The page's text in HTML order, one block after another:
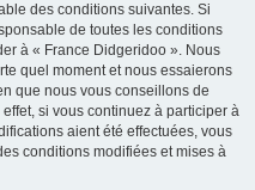
des conditions suivantes. Si
de toutes les conditions
à « France Didgeridoo ». Nous
quel moment et nous essaierons
que nous vous conseillons de
si vous continuez à participer à
aient été effectuées, vous
conditions modifiées et mises à